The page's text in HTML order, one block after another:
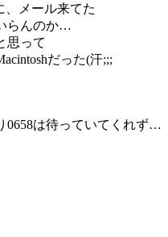
、メール来てた
らんのか…
思って
だった(汗;;;
0658は待っていてくれず…